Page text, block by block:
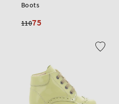
Boots
11075